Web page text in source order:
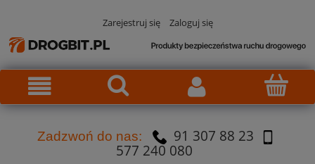
Zarejestruj się Zaloguj się
Zadzwoń do nas:
91 307 88 23
577 240 080